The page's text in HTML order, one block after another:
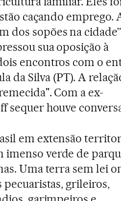
caçando emprego.
dos sopões na
sua oposição à
encontros com o
da Silva (PT). A
Com a ex-
sequer houve
em extensão
verde de
Uma terra sem lei
pecuaristas, grileiros,